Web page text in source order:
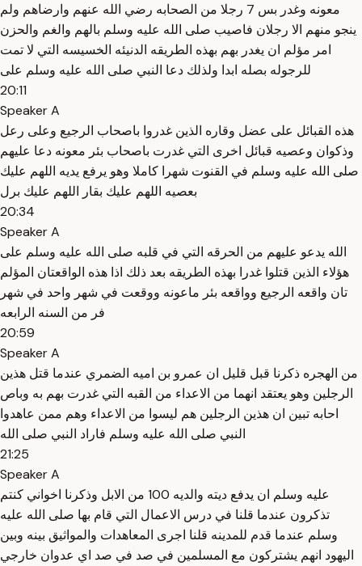
معونه وغدر بس 7 رجلا من الصحابه رضي الله عنهم وارضاهم ولم
ينجو منهم الا رجلان فاصيب صلى الله عليه وسلم بالهم والغم والحزن
امر مؤلم ان يغدر بهم بهذه الطريقه الدنيئه الخسيسه التي لا تمت
للرجوله بصله ابدا ولذلك دعا النبي صلى الله عليه وسلم على
20:11
Speaker A
هذه القبائل على عضل وقاره الذين غدروا باصحاب الرجيع وعلى رعل
وذكوان وعصيه قبائل اخرى التي غدرت باصحاب بئر معونه دعا عليهم
صلى الله عليه وسلم في القنوت شهرا كاملا وهو يرفع يديه اللهم عليك
بعصيه اللهم عليك بقار اللهم عليك برل
20:34
Speaker A
الله يدعو عليهم من الحرقه التي في قلبه صلى الله عليه وسلم على
هؤلاء الذين قتلوا غدرا بهذه الطريقه بعد ذلك اذا هذه الواقعتان المؤلم
تان واقعه الرجيع وواقعه بئر ماعونه ووقعت في شهر واحد في شهر
فر من السنه الرابعه
20:59
Speaker A
من الهجره ذكرنا قبل قليل ان عمرو بن اميه الضمري عندما قتل هذين
الرجلين وهو يعتقد انهما من الاعداء من القبه التي غدرت بهم به وباص
احابه تبين ان هذين الرجلين هم ليسوا من الاعداء وهم ممن عاهدوا
النبي صلى الله عليه وسلم فاراد النبي صلى الله
21:25
Speaker A
عليه وسلم ان يدفع ديته والديه 100 من الابل وذكرنا اخواني كنتم
تذكرون عندما قلنا في درس الاعمال التي قام بها صلى الله عليه
وسلم عندما قدم للمدينه قلنا اجرى المعاهدات والمواثيق بينه وبين
اليهود انهم يشتركون مع المسلمين في صد في صد اي عدوان خارجي